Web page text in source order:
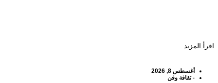
اقرأ المزيد
أغسطس 8, 2026
- ثقافة وفن